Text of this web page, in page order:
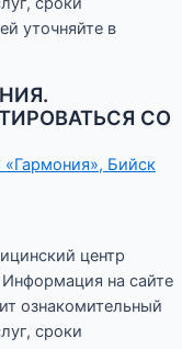
уточняйте в
СО
центр
на сайте
ознакомительный
сроки